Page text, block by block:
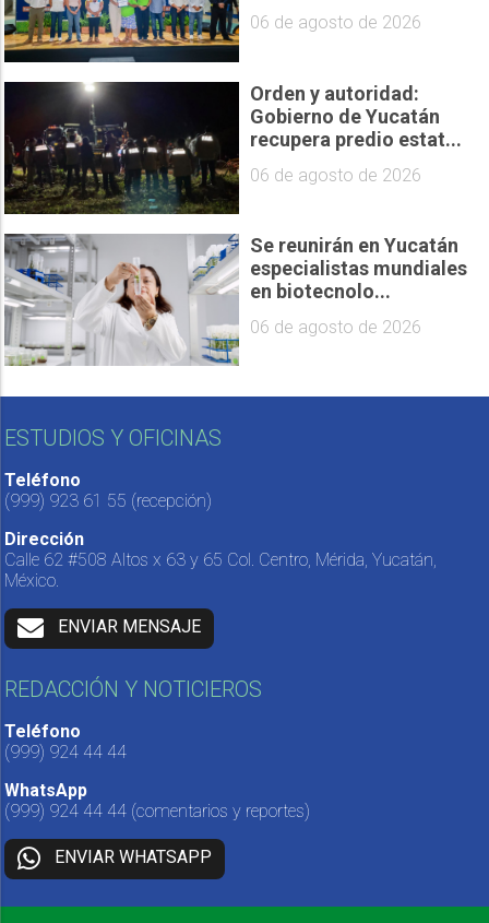
06 de agosto de 2026
Orden y autoridad:
Gobierno de Yucatán
recupera predio estat...
06 de agosto de 2026
Se reunirán en Yucatán
especialistas mundiales
en biotecnolo...
06 de agosto de 2026
ESTUDIOS Y OFICINAS
Teléfono
(999) 923 61 55 (recepción)
Dirección
Calle 62 #508 Altos x 63 y 65 Col. Centro, Mérida, Yucatán,
México.
ENVIAR MENSAJE
REDACCIÓN Y NOTICIEROS
Teléfono
(999) 924 44 44
WhatsApp
(999) 924 44 44 (comentarios y reportes)
ENVIAR WHATSAPP